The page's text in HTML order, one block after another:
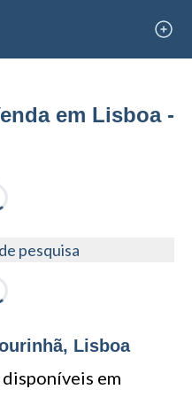
em Lisboa -
pesquisa
Lisboa
em